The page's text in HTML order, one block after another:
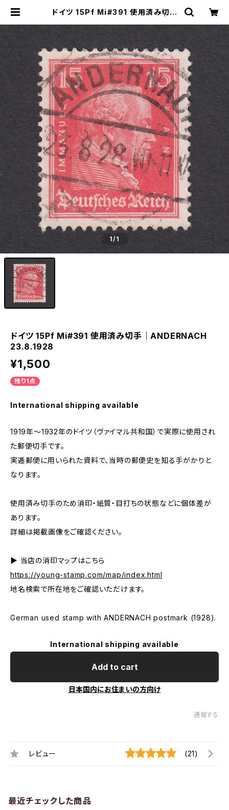
ドイツ 15Pf Mi#391 使用済み切手
ングスタンプのネットショップ | You
ng Stamp
1/1
ドイツ 15Pf Mi#391 使用済み切手｜ANDERNACH
23.8.1928
¥1,500
残り1点
International shipping available
1919年～1932年のドイツ（ヴァイマル共和国）で実際に使用され
た郵便切手です。
実逓郵便に用いられた資料で、当時の郵便史を知る手がかりと
なります。
使用済み切手のため消印・紙質・目打ちの状態などに個体差が
あります。
詳細は掲載画像をご確認ください。
▶ 当店の消印マップはこちら
https://young-stamp.com/map/index.html
地名検索で所在地をご確認いただけます。
German used stamp with ANDERNACH postmark (1928).
International shipping available
Add to cart
日本国内にお住まいの方向け
通報する
レビュー (21)
最近チェックした商品